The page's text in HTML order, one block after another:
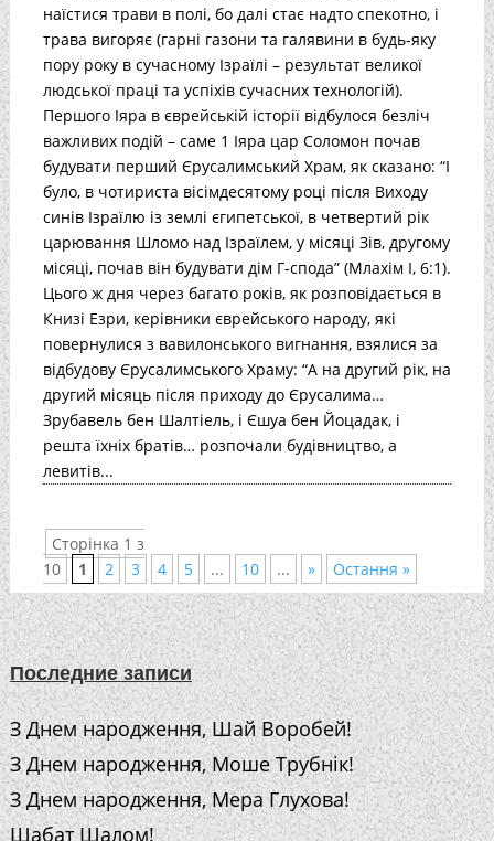
наїстися трави в полі, бо далі стає надто спекотно, і
трава вигоряє (гарні газони та галявини в будь-яку
пору року в сучасному Ізраїлі – результат великої
людської праці та успіхів сучасних технологій).
Першого Іяра в єврейській історії відбулося безліч
важливих подій – саме 1 Іяра цар Соломон почав
будувати перший Єрусалимський Храм, як сказано: “І
було, в чотириста вісімдесятому році після Виходу
синів Ізраїлю із землі єгипетської, в четвертий рік
царювання Шломо над Ізраїлем, у місяці Зів, другому
місяці, почав він будувати дім Г-спода” (Млахім I, 6:1).
Цього ж дня через багато років, як розповідається в
Книзі Езри, керівники єврейського народу, які
повернулися з вавилонського вигнання, взялися за
відбудову Єрусалимського Храму: “А на другий рік, на
другий місяць після приходу до Єрусалима…
Зрубавель бен Шалтіель, і Єшуа бен Йоцадак, і
решта їхніх братів… розпочали будівництво, а
левитів...
Сторінка 1 з
10
1 2 3 4 5 ... 10 ... » Остання »
Последние записи
З Днем народження, Шай Воробей!
З Днем народження, Моше Трубнік!
З Днем народження, Мера Глухова!
Шабат Шалом!